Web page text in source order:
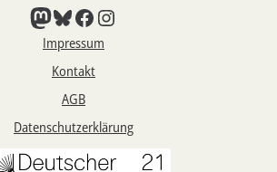
Mastodon
Bluesky
Facebook
Instagram
Impressum
Kontakt
AGB
Datenschutzerklärung